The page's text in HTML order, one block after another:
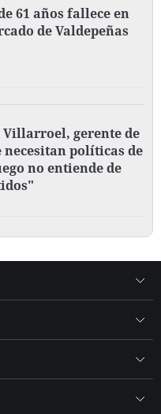
61 años fallece en
de Valdepeñas
Villarroel, gerente de
necesitan políticas de
no entiende de